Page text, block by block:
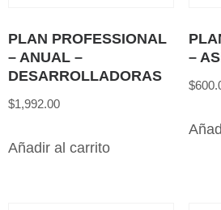
PLAN PROFESSIONAL
– ANUAL –
DESARROLLADORAS
$1,992.00
Añadir al carrito
–
$